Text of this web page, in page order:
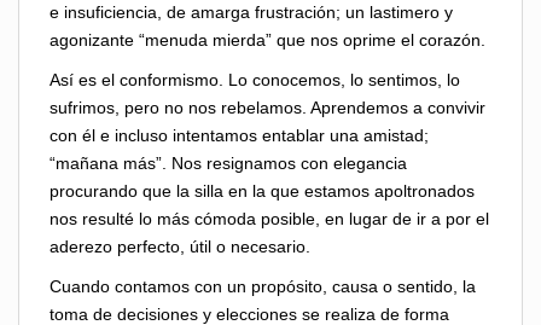
e insuficiencia, de amarga frustración; un lastimero y
agonizante “menuda mierda” que nos oprime el corazón.
Así es el conformismo. Lo conocemos, lo sentimos, lo
sufrimos, pero no nos rebelamos. Aprendemos a convivir
con él e incluso intentamos entablar una amistad;
“mañana más”. Nos resignamos con elegancia
procurando que la silla en la que estamos apoltronados
nos resulté lo más cómoda posible, en lugar de ir a por el
aderezo perfecto, útil o necesario.
Cuando contamos con un propósito, causa o sentido, la
toma de decisiones y elecciones se realiza de forma